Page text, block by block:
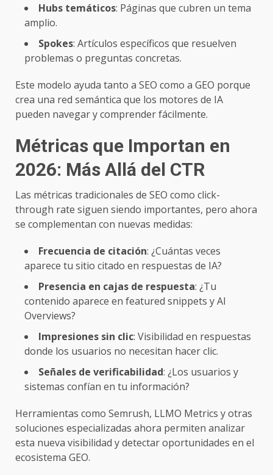
Hubs temáticos: Páginas que cubren un tema
amplio.
Spokes: Artículos específicos que resuelven
problemas o preguntas concretas.
Este modelo ayuda tanto a SEO como a GEO porque
crea una red semántica que los motores de IA
pueden navegar y comprender fácilmente.
Métricas que Importan en
2026: Más Allá del CTR
Las métricas tradicionales de SEO como click-
through rate siguen siendo importantes, pero ahora
se complementan con nuevas medidas:
Frecuencia de citación: ¿Cuántas veces
aparece tu sitio citado en respuestas de IA?
Presencia en cajas de respuesta: ¿Tu
contenido aparece en featured snippets y AI
Overviews?
Impresiones sin clic: Visibilidad en respuestas
donde los usuarios no necesitan hacer clic.
Señales de verificabilidad: ¿Los usuarios y
sistemas confían en tu información?
Herramientas como Semrush, LLMO Metrics y otras
soluciones especializadas ahora permiten analizar
esta nueva visibilidad y detectar oportunidades en el
ecosistema GEO.